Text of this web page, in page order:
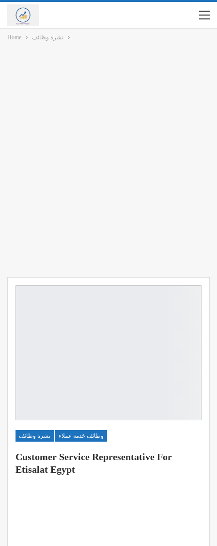
Home نشرة وظائف
نشرة وظائف وظائف خدمة عملاء
Customer Service Representative For
Etisalat Egypt